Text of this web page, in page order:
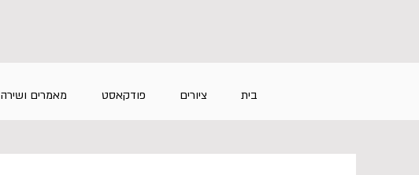
בית ציורים פודקאסט מאמרים ושירה